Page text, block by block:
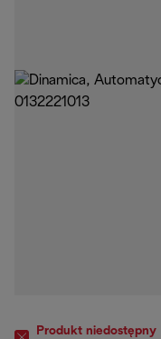
Produkt niedostępny